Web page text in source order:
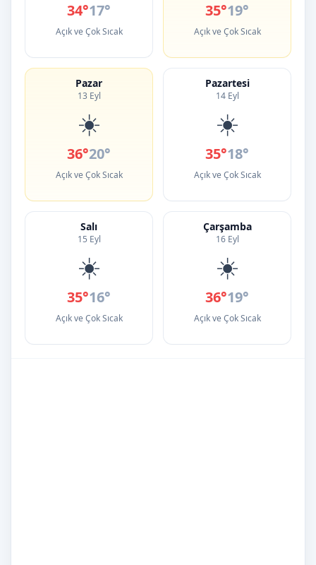
34°17°
Açık ve Çok Sıcak
35°19°
Açık ve Çok Sıcak
Pazar
13 Eyl
☀️
36°20°
Açık ve Çok Sıcak
Pazartesi
14 Eyl
☀️
35°18°
Açık ve Çok Sıcak
Salı
15 Eyl
☀️
35°16°
Açık ve Çok Sıcak
Çarşamba
16 Eyl
☀️
36°19°
Açık ve Çok Sıcak